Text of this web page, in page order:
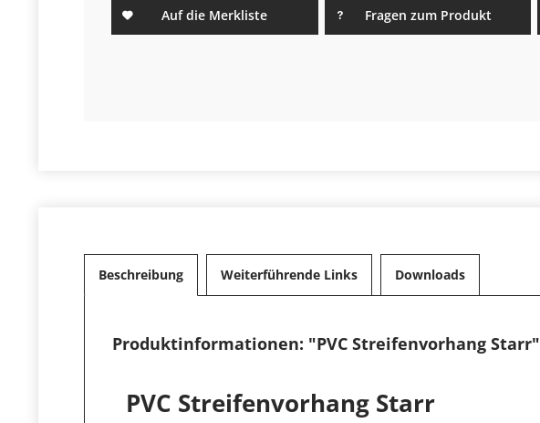
Auf die Merkliste Fragen zum Produkt
Beschreibung Weiterführende Links Downloads
Produktinformationen: "PVC Streifenvorhang Starr"
PVC Streifenvorhang Starr